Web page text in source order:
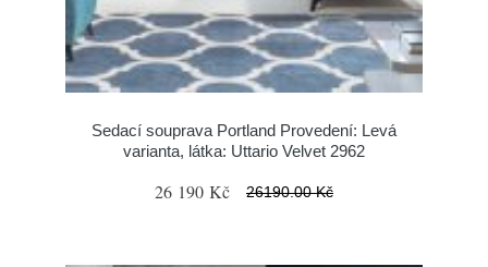
Sedací souprava Portland Provedení: Levá
varianta, látka: Uttario Velvet 2962
26 190 Kč 26190.00 Kč